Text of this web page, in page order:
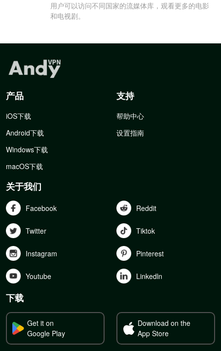
用户可以访问不同国家的流媒体库，观看更多的电影
和电视剧。
产品
iOS下载
Android下载
Windows下载
macOS下载
支持
帮助中心
设置指南
关于我们
Facebook Reddit
Twitter Tiktok
Instagram Pinterest
Youtube Linkedln
下载
Get it on
Google Play
Download on the
App Store